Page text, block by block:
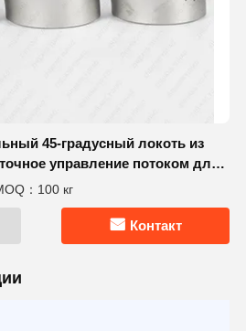
45-градусный локоть из
управление потоком для
：100 кг
Контакт